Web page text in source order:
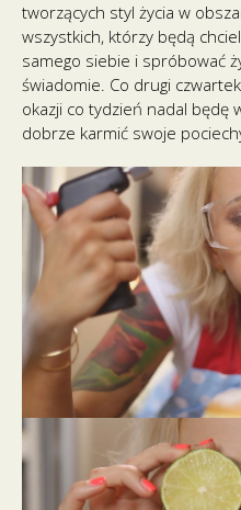
tworzących styl życia w
wszystkich, którzy będą
samego siebie i spróbować
świadomie. Co drugi
okazji co tydzień nadal będę
dobrze karmić swoje